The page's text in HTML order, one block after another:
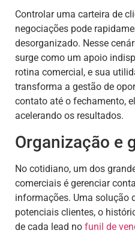
Controlar uma carteira de
negociações pode
desorganizado. Nesse
surge como um apoio
rotina comercial, e sua
transforma a gestão de
contato até o fechamento,
acelerando os resultados.
Organização e
No cotidiano, um dos
comerciais é gerenciar
informações. Uma solução
potenciais clientes, o
de cada lead no funil de